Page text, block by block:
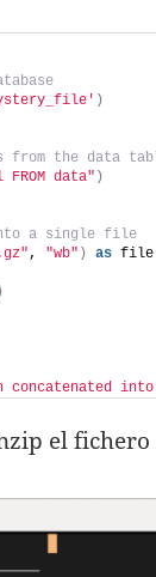
)
from the data
FROM data" )
a single file
, "wb" ) as
concatenated
el fichero